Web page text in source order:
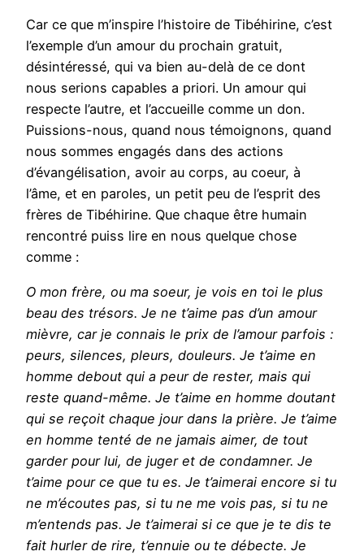
Car ce que m’inspire l’histoire de Tibéhirine, c’est
l’exemple d’un amour du prochain gratuit,
désintéressé, qui va bien au-delà de ce dont
nous serions capables a priori. Un amour qui
respecte l’autre, et l’accueille comme un don.
Puissions-nous, quand nous témoignons, quand
nous sommes engagés dans des actions
d’évangélisation, avoir au corps, au coeur, à
l’âme, et en paroles, un petit peu de l’esprit des
frères de Tibéhirine. Que chaque être humain
rencontré puiss lire en nous quelque chose
comme :
O mon frère, ou ma soeur, je vois en toi le plus
beau des trésors. Je ne t’aime pas d’un amour
mièvre, car je connais le prix de l’amour parfois :
peurs, silences, pleurs, douleurs. Je t’aime en
homme debout qui a peur de rester, mais qui
reste quand-même. Je t’aime en homme doutant
qui se reçoit chaque jour dans la prière. Je t’aime
en homme tenté de ne jamais aimer, de tout
garder pour lui, de juger et de condamner. Je
t’aime pour ce que tu es. Je t’aimerai encore si tu
ne m’écoutes pas, si tu ne me vois pas, si tu ne
m’entends pas. Je t’aimerai si ce que je te dis te
fait hurler de rire, t’ennuie ou te débecte. Je